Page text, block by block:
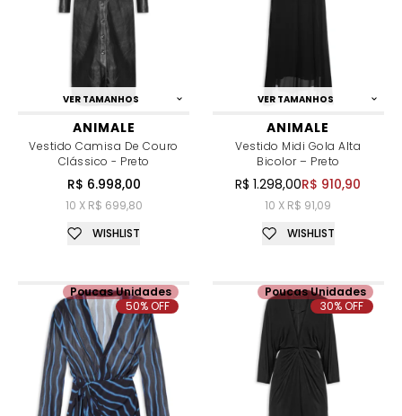
VER TAMANHOS
ANIMALE
Vestido Camisa De Couro
Clássico - Preto
R$ 6.998,00
10 X R$ 699,80
WISHLIST
VER TAMANHOS
ANIMALE
Vestido Midi Gola Alta
Bicolor – Preto
R$ 1.298,00R$ 910,90
10 X R$ 91,09
WISHLIST
Poucas Unidades
50% OFF
Poucas Unidades
30% OFF